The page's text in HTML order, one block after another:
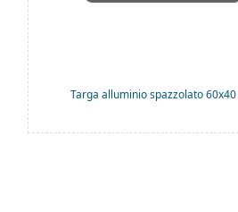
Targa alluminio spazzolato